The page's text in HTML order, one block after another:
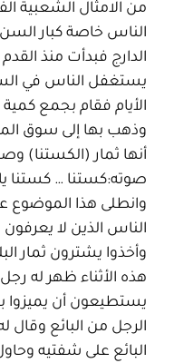
من الامثال الشعبية
الناس خاصة كبار السن
الدارج فبدأت منذ
يستغفل الناس في
الأيام فقام بجمع
وذهب بها إلى سوق
أنها ثمار (الكستنا)
صوته:كستنا … كستنا
وانطلى هذا الموضوع
الناس الذين لا
وأخذوا يشترون ثمار
هذه الأثناء ظهر له
يستطيعون أن يميزوا
الرجل من البائع وقال
البائع على شفتيه